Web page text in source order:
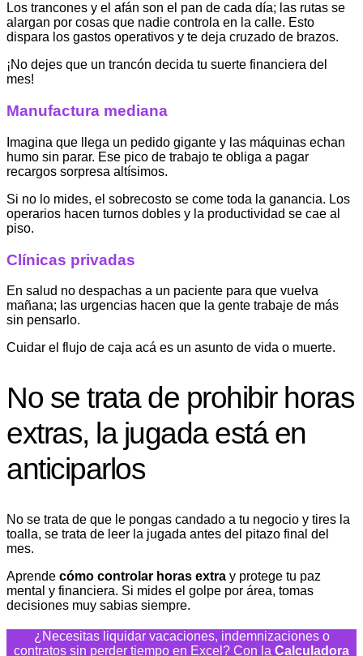
Los trancones y el afán son el pan de cada día; las rutas se
alargan por cosas que nadie controla en la calle. Esto
dispara los gastos operativos y te deja cruzado de brazos.
¡No dejes que un trancón decida tu suerte financiera del
mes!
Manufactura mediana
Imagina que llega un pedido gigante y las máquinas echan
humo sin parar. Ese pico de trabajo te obliga a pagar
recargos sorpresa altísimos.
Si no lo mides, el sobrecosto se come toda la ganancia. Los
operarios hacen turnos dobles y la productividad se cae al
piso.
Clínicas privadas
En salud no despachas a un paciente para que vuelva
mañana; las urgencias hacen que la gente trabaje de más
sin pensarlo.
Cuidar el flujo de caja acá es un asunto de vida o muerte.
No se trata de prohibir horas
extras, la jugada está en
anticiparlos
No se trata de que le pongas candado a tu negocio y tires la
toalla, se trata de leer la jugada antes del pitazo final del
mes.
Aprende cómo controlar horas extra y protege tu paz
mental y financiera. Si mides el golpe por área, tomas
decisiones muy sabias siempre.
¿Necesitas liquidar vacaciones, indemnizaciones o
contratos sin perder tiempo en Excel? Con la Calculadora